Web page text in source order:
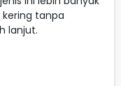
tanpa
lanjut.